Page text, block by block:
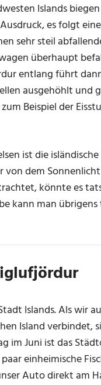
Islands
es folgt
sehr steil
überhaupt
entlang führt
ausgehöhlt und
Beispiel der
ist die
von dem
könnte es
kann man
Islands. Als wir
Island verbindet,
im Juni ist das
einheimische
Auto direkt am